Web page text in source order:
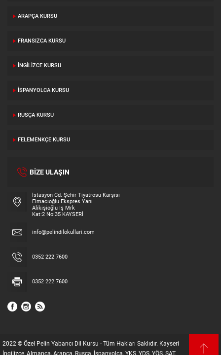
ARAPÇA KURSU
FRANSIZCA KURSU
İNGILIZCE KURSU
İSPANYOLCA KURSU
RUSÇA KURSU
FELEMENKÇE KURSU
BİZE ULAŞIN
İstasyon Cd. Şehir Tiyatrosu Karşısı
Elmacıoğlu Ekspres Yanı
Alikişioğlu İş Mrk
Kat:2 No:35 KAYSERİ
info@pelindilokullari.com
0352 222 7600
0352 222 7600
2022 © Özel Pelin Yabancı Dil Kursu - Tüm Hakları Saklıdır. Kayseri